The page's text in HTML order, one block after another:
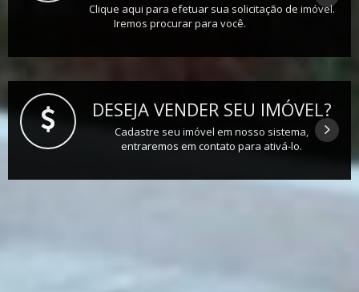
Clique aqui para efetuar sua solicitação de imóvel.
Iremos procurar para você.
DESEJA VENDER SEU IMÓVEL?
Cadastre seu imóvel em nosso sistema,
entraremos em contato para ativá-lo.